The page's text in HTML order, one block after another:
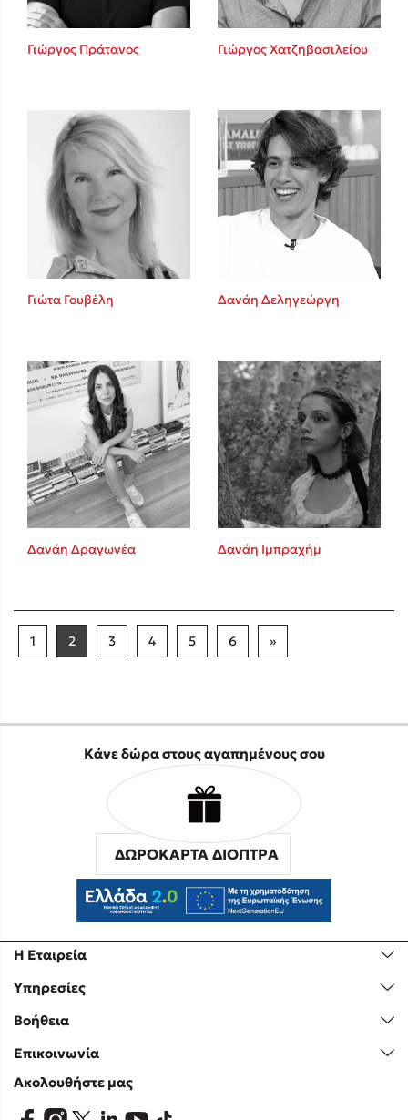
Γιώργος Πράτανος Γιώργος Χατζηβασιλείου
Γιώτα Γουβέλη Δανάη Δεληγεώργη
Δανάη Δραγωνέα Δανάη Ιμπραχήμ
1 2 3 4 5 6 »
Η Εταιρεία
Υπηρεσίες
Βοήθεια
Επικοινωνία
Κάνε δώρα στους αγαπημένους σου
ΔΩΡΟΚΑΡΤΑ ΔΙΟΠΤΡΑ
Ακολουθήστε μας